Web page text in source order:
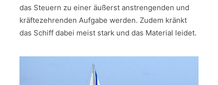
das Steuern zu einer äußerst anstrengenden und
kräftezehrenden Aufgabe werden. Zudem kränkt
das Schiff dabei meist stark und das Material leidet.